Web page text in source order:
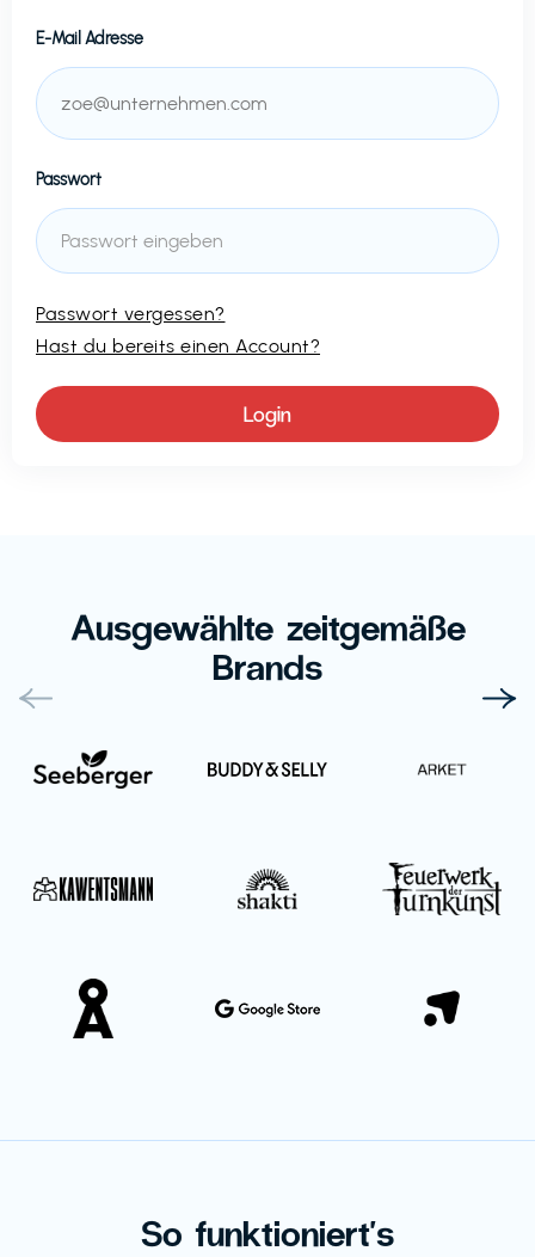
E-Mail Adresse
Passwort
Passwort vergessen?
Hast du bereits einen Account?
Ausgewählte zeitgemäße
Brands
So funktioniert's